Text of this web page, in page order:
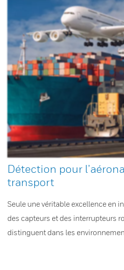
Détection pour
transport
Seule une véritable excellence en
des capteurs et des interrupteurs
distinguent dans les